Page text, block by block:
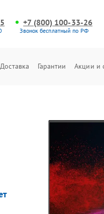
+7 (800) 100-33-26
Звонок бесплатный по РФ
Доставка Гарантии Акции и